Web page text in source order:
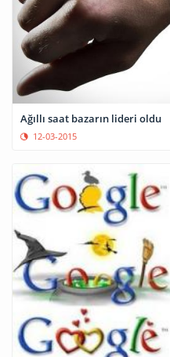
Ağıllı saat bazarın lideri oldu
12-03-2015